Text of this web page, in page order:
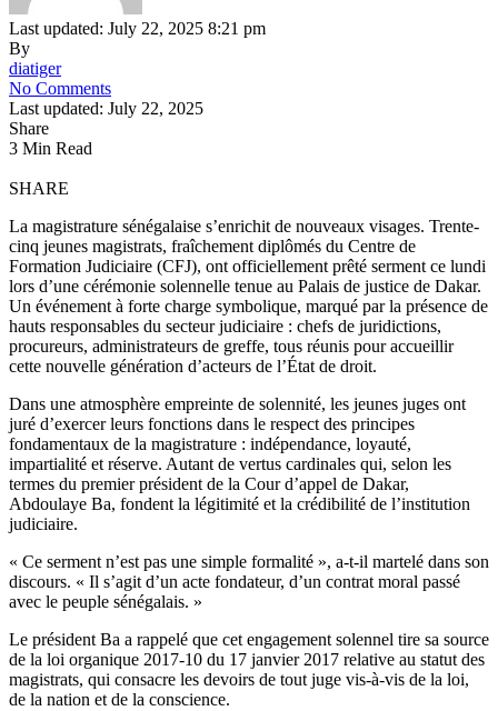
Last updated: July 22, 2025 8:21 pm
By
diatiger
No Comments
Last updated: July 22, 2025
Share
3 Min Read
SHARE
La magistrature sénégalaise s’enrichit de nouveaux visages. Trente-
cinq jeunes magistrats, fraîchement diplômés du Centre de
Formation Judiciaire (CFJ), ont officiellement prêté serment ce lundi
lors d’une cérémonie solennelle tenue au Palais de justice de Dakar.
Un événement à forte charge symbolique, marqué par la présence de
hauts responsables du secteur judiciaire : chefs de juridictions,
procureurs, administrateurs de greffe, tous réunis pour accueillir
cette nouvelle génération d’acteurs de l’État de droit.
Dans une atmosphère empreinte de solennité, les jeunes juges ont
juré d’exercer leurs fonctions dans le respect des principes
fondamentaux de la magistrature : indépendance, loyauté,
impartialité et réserve. Autant de vertus cardinales qui, selon les
termes du premier président de la Cour d’appel de Dakar,
Abdoulaye Ba, fondent la légitimité et la crédibilité de l’institution
judiciaire.
« Ce serment n’est pas une simple formalité », a-t-il martelé dans son
discours. « Il s’agit d’un acte fondateur, d’un contrat moral passé
avec le peuple sénégalais. »
Le président Ba a rappelé que cet engagement solennel tire sa source
de la loi organique 2017-10 du 17 janvier 2017 relative au statut des
magistrats, qui consacre les devoirs de tout juge vis-à-vis de la loi,
de la nation et de la conscience.